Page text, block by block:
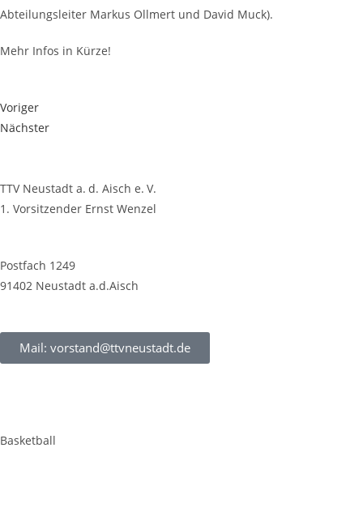
Abtei­lungs­lei­ter Mar­kus Oll­mert und David Muck).
Mehr Infos in Kürze!
Voriger
Nächster
TTV Neustadt a. d. Aisch e. V.
1. Vorsitzender Ernst Wenzel
Postfach 1249
91402 Neustadt a.d.Aisch
Mail: vorstand@ttvneustadt.de
Basketball